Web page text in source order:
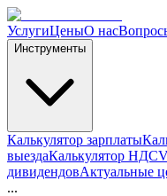
УслугиЦеныО нас
Инструменты
Калькулятор зарплаты
выездаКалькулятор НДС
дивидендовАктуальные
...